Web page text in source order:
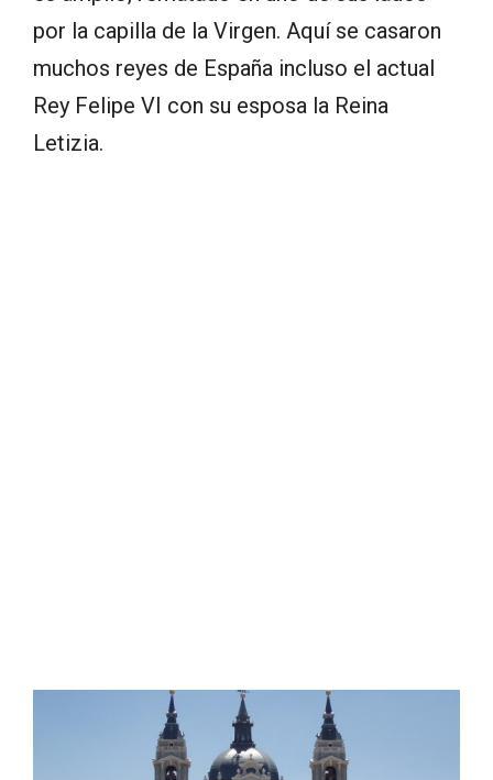
por la capilla de la Virgen. Aquí se casaron
muchos reyes de España incluso el actual
Rey Felipe VI con su esposa la Reina
Letizia.